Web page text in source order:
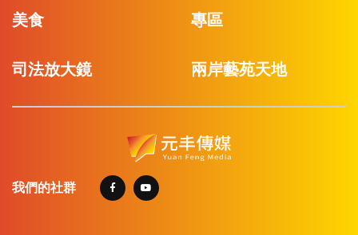
美食 專區
司法放大鏡 兩岸藝苑天地
我們的社群